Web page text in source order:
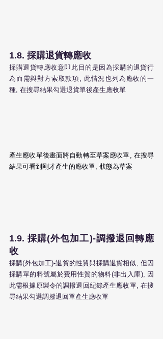
1.8. 採購退貨轉應收
採購退貨轉應收意即此目的是因為採購的退貨行
為而需與對方索取款項, 此情況也列為應收的一
種, 在搜尋結果勾選退貨單後產生應收單
產生應收單後畫面將自動轉至草案應收單, 在搜尋
結果可看到剛才產生的應收單, 狀態為草案
1.9. 採購(外包加工)-調撥退回轉應
收
採購(外包加工)-退貨的性質與採購退貨相似, 但因
採購單的料號屬於費用性質的物料(非出入庫), 因
此需根據原製令的調撥退回紀錄產生應收單, 在搜
尋結果勾選調撥退回單產生應收單